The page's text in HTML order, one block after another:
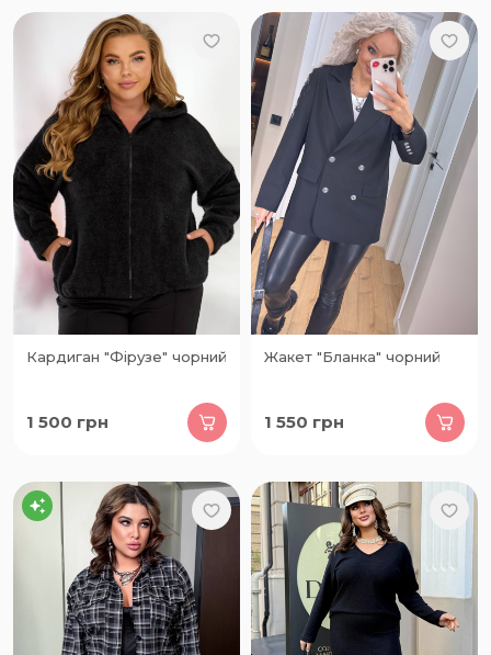
Кардиган "Фірузе" чорний
1 500 грн
Жакет "Бланка" чорний
1 550 грн